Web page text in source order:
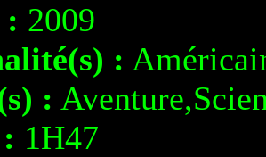
: 2009
:
:
1H47